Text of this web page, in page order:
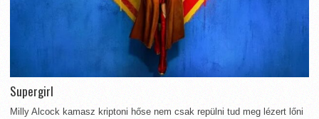
Supergirl
Milly Alcock kamasz kriptoni hőse nem csak repülni tud meg lézert lőni